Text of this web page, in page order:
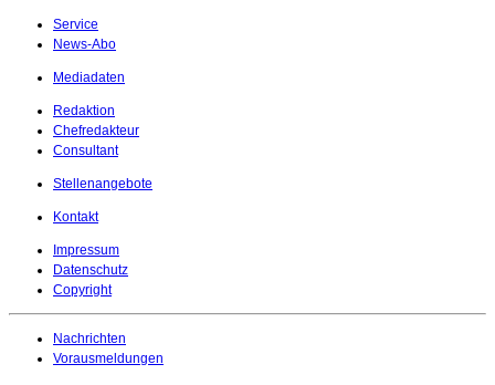
Service
News-Abo
Mediadaten
Redaktion
Chefredakteur
Consultant
Stellenangebote
Kontakt
Impressum
Datenschutz
Copyright
Nachrichten
Vorausmeldungen